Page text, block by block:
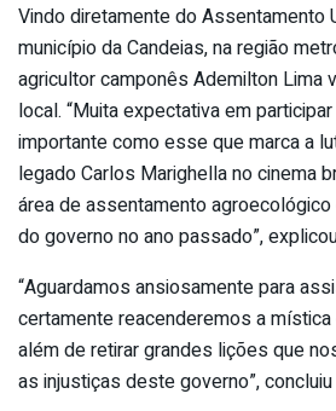
Vindo diretamente do Assentamento
município da Candeias, na região
agricultor camponês Ademilton Lima
local. “Muita expectativa em
importante como esse que marca a
legado Carlos Marighella no cinema
área de assentamento
do governo no ano passado”,
“Aguardamos ansiosamente para
certamente reacenderemos a
além de retirar grandes lições que
as injustiças deste governo”, concluiu